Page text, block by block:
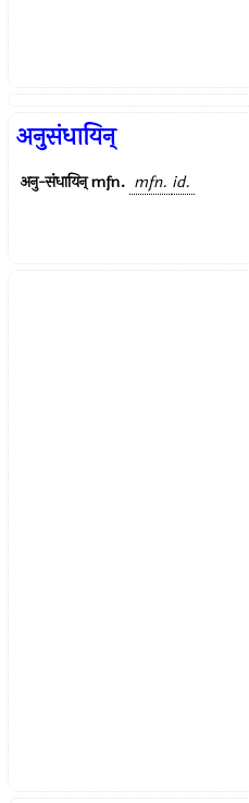
अनुसंधायिन्
अनु-संधायिन्mfn. mfn. id.